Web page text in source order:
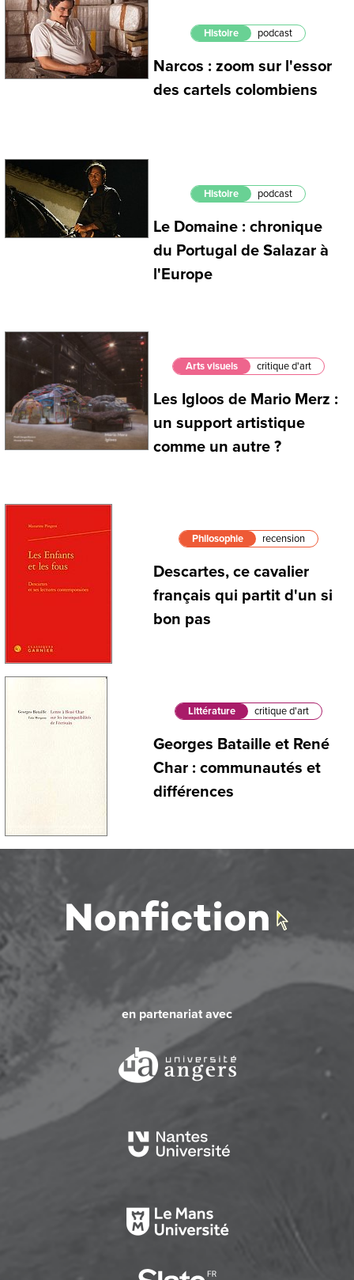
Histoire podcast
Narcos : zoom sur l'essor
des cartels colombiens
Histoire podcast
Le Domaine : chronique
du Portugal de Salazar à
l'Europe
Arts visuels critique d'art
Les Igloos de Mario Merz :
un support artistique
comme un autre ?
Philosophie recension
Descartes, ce cavalier
français qui partit d'un si
bon pas
Littérature critique d'art
Georges Bataille et René
Char : communautés et
différences
en partenariat avec